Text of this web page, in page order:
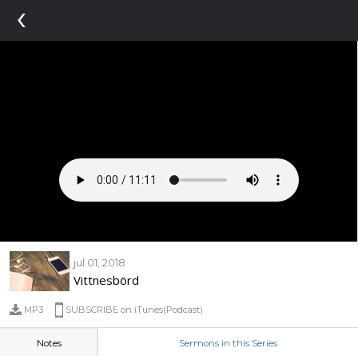
‹
jul 01, 2018
Vittnesbörd
MP3 SUBSCRIBE on iTunes(Podcast)
Notes Sermons in this Series